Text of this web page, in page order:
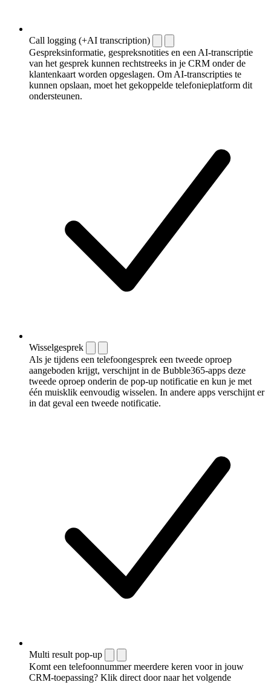
Call logging (+AI transcription)
Gespreksinformatie, gespreksnotities en een AI-transcriptie
van het gesprek kunnen rechtstreeks in je CRM onder de
klantenkaart worden opgeslagen. Om AI-transcripties te
kunnen opslaan, moet het gekoppelde telefonieplatform dit
ondersteunen.
Wisselgesprek
Als je tijdens een telefoongesprek een tweede oproep
aangeboden krijgt, verschijnt in de Bubble365-apps deze
tweede oproep onderin de pop-up notificatie en kun je met
één muisklik eenvoudig wisselen. In andere apps verschijnt er
in dat geval een tweede notificatie.
Multi result pop-up
Komt een telefoonnummer meerdere keren voor in jouw
CRM-toepassing? Klik direct door naar het volgende